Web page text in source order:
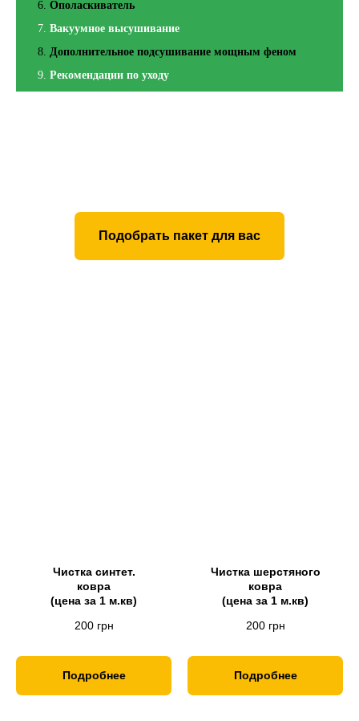
Ополаскиватель
Вакуумное высушивание
Дополнительное подсушивание мощным феном
Рекомендации по уходу
Подобрать пакет для вас
Чистка синтет.
ковра
(цена за 1 м.кв)
200 грн
Подробнее
Чистка шерстяного
ковра
(цена за 1 м.кв)
200 грн
Подробнее